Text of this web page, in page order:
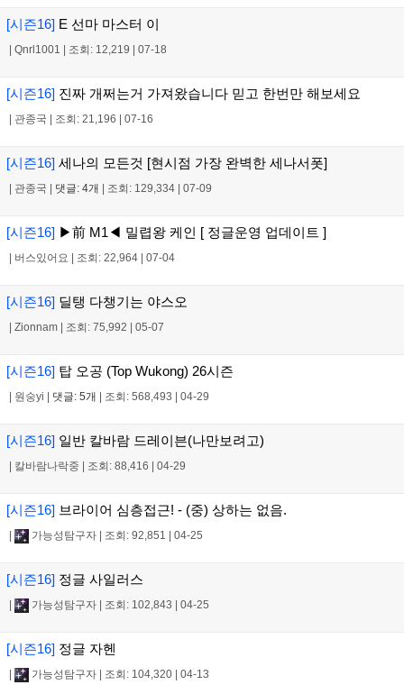
[시즌16] E 선마 마스터 이
Qnrl1001 조회: 12,219 07-18
[시즌16] 진짜 개쩌는거 가져왔습니다 믿고 한번만 해보세요
관종국 조회: 21,196 07-16
[시즌16] 세나의 모든것 [현시점 가장 완벽한 세나서폿]
관종국 댓글: 4개 조회: 129,334 07-09
[시즌16] ▶前 M1◀ 밀렵왕 케인 [ 정글운영 업데이트 ]
버스있어요 조회: 22,964 07-04
[시즌16] 딜탱 다챙기는 야스오
Zionnam 조회: 75,992 05-07
[시즌16] 탑 오공 (Top Wukong) 26시즌
원숭yi 댓글: 5개 조회: 568,493 04-29
[시즌16] 일반 칼바람 드레이븐(나만보려고)
칼바람나락중 조회: 88,416 04-29
[시즌16] 브라이어 심층접근! - (중) 상하는 없음.
가능성탐구자 조회: 92,851 04-25
[시즌16] 정글 사일러스
가능성탐구자 조회: 102,843 04-25
[시즌16] 정글 자헨
가능성탐구자 조회: 104,320 04-13